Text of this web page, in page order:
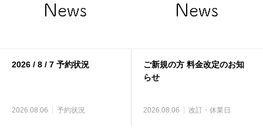
2026 / 8 / 7 予約状況
2026.08.06 予約状況
ご新規の方 料金改定のお知
らせ
2026.08.06 改訂・休業日